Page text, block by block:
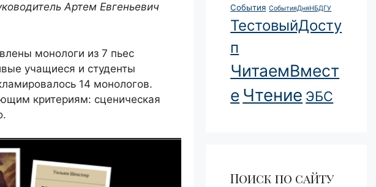
Артем Евгеньевич
монологи из 7 пьес
учащиеся и студенты
14 монологов.
критериям: сценическая
События СобытияДняНБДГУ
ТестовыйДосту
п
ЧитаемВмест
е Чтение ЭБС
Поиск по сайту